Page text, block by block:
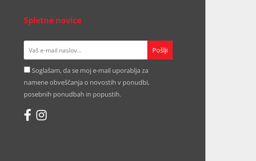
Spletne novice
Soglašam, da se moj e-mail uporablja za
namene obveščanja o novostih v ponudbi,
posebnih ponudbah in popustih.